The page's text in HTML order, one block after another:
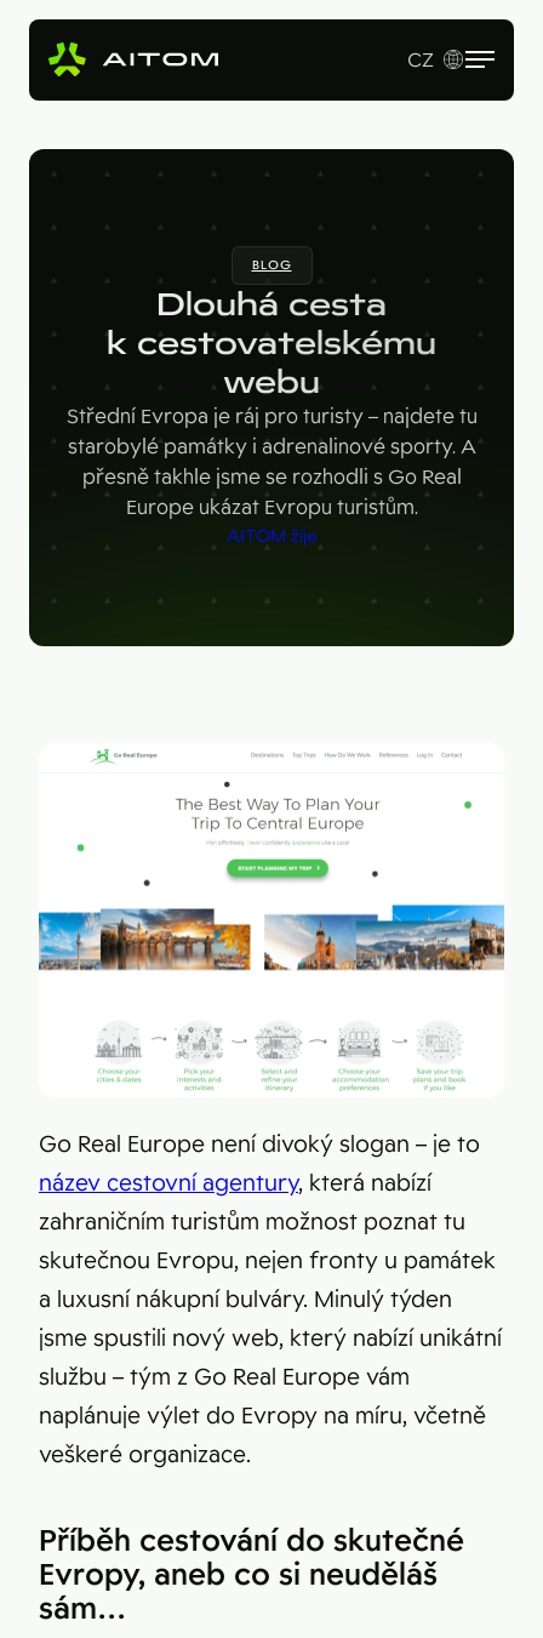
Vstupní studie
Tvorba webu a online aplikací
B2B marketing
AI Copy & SEO Booster
Soutěžní portál
Kariérní web
Pro koho
B2B firmy
Velké značky
Startupy
Technologie
Hotjar
Ahrefs
Google Looker Studio
Figma
ActiveCampaign
SimilarWeb
Pipedrive
Naše práce
O nás
Blog
EN
CZ
BLOG
Dlouhá cesta
k cestovatelskému
webu
Střední Evropa je ráj pro turisty – najdete tu
starobylé památky i adrenalinové sporty. A
přesně takhle jsme se rozhodli s Go Real
Europe ukázat Evropu turistům.
AITOM žije
Go Real Europe není divoký slogan – je to
název cestovní agentury, která nabízí
zahraničním turistům možnost poznat tu
skutečnou Evropu, nejen fronty u památek
a luxusní nákupní bulváry. Minulý týden
jsme spustili nový web, který nabízí unikátní
službu – tým z Go Real Europe vám
naplánuje výlet do Evropy na míru, včetně
veškeré organizace.
Příběh cestování do skutečné
Evropy, aneb co si neuděláš
sám…